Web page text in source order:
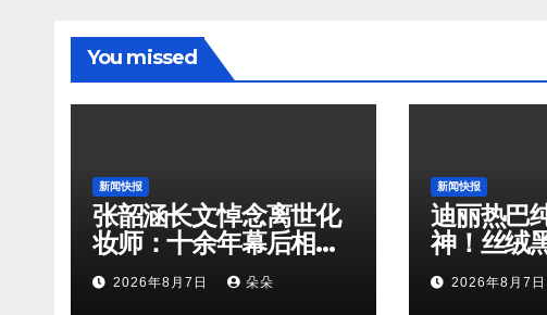
You missed
新闻快报
张韶涵长文悼念离世化
妆师：十余年幕后相
守，是娱乐圈最温柔的
双向奔赴
2026年8月7日 朵朵
新闻快报
迪丽热巴
神！丝绒
鹅解锁顶
2026年8月7日